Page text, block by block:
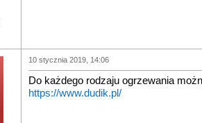
10 stycznia 2019, 14:06
Do każdego rodzaju ogrzewania
https://www.dudik.pl/